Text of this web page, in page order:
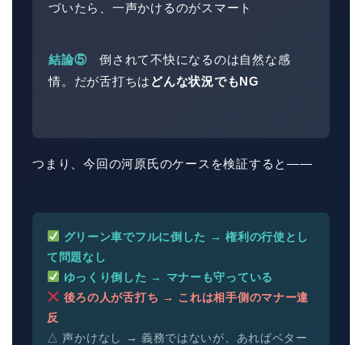
づいたら、一声かけるのがスマート
結論⑤ 倒されて不快になるのは自然な感
情。だが舌打ちは どんな状況でもNG
つまり、今回の河原氏のケースを検証すると――
グリーン車でフルに倒した → 権利の行使とし
て問題なし
ゆっくり倒した → マナーも守っている
後ろの人が舌打ち → これは相手側のマナー違
反
△ 声かけなし → 義務ではないが、あればベター